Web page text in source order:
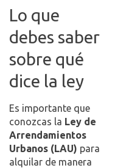
Lo que
debes saber
sobre qué
dice la ley
Es importante que
conozcas la Ley de
Arrendamientos
Urbanos (LAU) para
alquilar de manera